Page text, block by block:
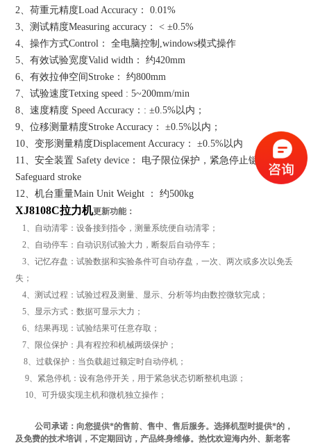
2、荷重元精度Load Accuracy： 0.01%
3、测试精度Measuring accuracy： < ±0.5%
4、操作方式Control： 全电脑控制,windows模式操作
5、有效试验宽度Valid width： 约420mm
6、有效拉伸空间Stroke： 约800mm
7、试验速度Tetxing speed : 5~200mm/min
8、速度精度 Speed Accuracy：: ±0.5%以内；
9、位移测量精度Stroke Accuracy： ±0.5%以内；
10、变形测量精度Displacement Accuracy： ±0.5%以内
11、安全装置 Safety device： 电子限位保护，紧急停止键
Safeguard stroke
12、机台重量Main Unit Weight ： 约500kg
XJ8108C拉力机更新功能：
1、自动清零：设备接到指令，测量系统便自动清零；
2、自动停车：自动识别试验大力，断裂后自动停车；
3、记忆存盘：试验数据和实验条件可自动存盘，一次、两次或多次以免丢
失；
4、测试过程：试验过程及测量、显示、分析等均由数控微软完成；
5、显示方式：数据可显示大力；
6、结果再现：试验结果可任意存取；
7、限位保护：具有程控和机械两级保护；
8、过载保护：当负载超过额定时自动停机；
9、紧急停机：设有急停开关，用于紧急状态切断整机电源；
10、可升级实现主机和微机独立操作；
公司承诺：向您提供*的售前、售中、售后服务。选择机型时提供*的，
及免费的技术培训，不定期回访，产品终身维修。热忱欢迎海内外、新老客